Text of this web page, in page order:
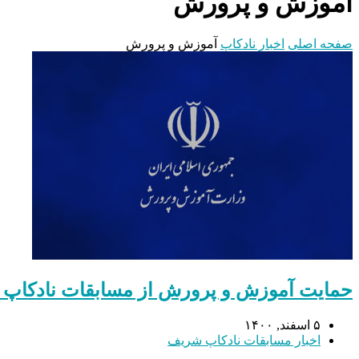
صفحه اصلی اخبار نادکاپ آموزش و پرورش
حمایت آموزش و پرورش از مسابقات
۵ اسفند, ۱۴۰۰
اخبار مسابقات نادکاپ شریف